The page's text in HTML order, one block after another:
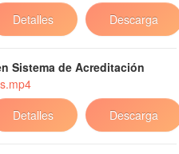
Descarga
Detalles
Sistema de Acreditación
Descarga
Detalles